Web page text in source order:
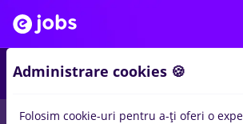
Administrare cookies 🍪
Folosim cookie-uri pentru a-ți oferi o